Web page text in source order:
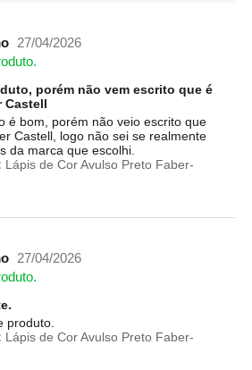
27/04/2026
porém não vem escrito que é
Castell
é bom, porém não veio escrito que
Castell, logo não sei se realmente
da marca que escolhi.
Lápis de Cor Avulso Preto Faber-
27/04/2026
produto.
Lápis de Cor Avulso Preto Faber-